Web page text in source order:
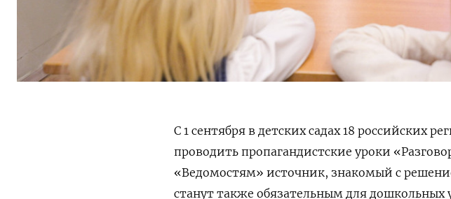
С 1 сентября в детских садах 18 российских
проводить пропагандистские уроки
«Ведомостям» источник, знакомый с
станут также обязательным для дошкольных